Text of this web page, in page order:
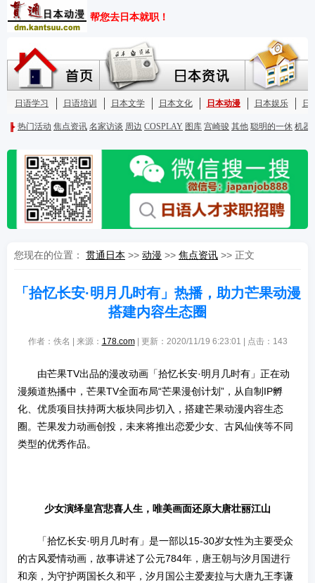
您现在的位置： 贯通日本 >> 动漫 >> 焦点资讯 >> 正文
「拾忆长安·明月几时有」热播，助力芒果动漫
搭建内容生态圈
作者：佚名 | 来源： 178.com| 更新：2020/11/19 6:23:01 | 点击： 143
由芒果TV出品的漫改动画「拾忆长安·明月几时有」正在动
漫频道热播中，芒果TV全面布局“芒果漫创计划”，从自制IP孵
化、优质项目扶持两大板块同步切入，搭建芒果动漫内容生态
圈。芒果发力动画创投，未来将推出恋爱少女、古风仙侠等不同
类型的优秀作品。
少女演绎皇宫悲喜人生，唯美画面还原大唐壮丽江山
「拾忆长安·明月几时有」是一部以15-30岁女性为主要受众
的古风爱情动画，故事讲述了公元784年，唐王朝与汐月国进行
和亲，为守护两国长久和平，汐月国公主爱麦拉与大唐九王李谦